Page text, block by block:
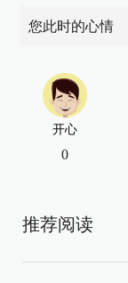
您此时的心情
开心
0
推荐阅读